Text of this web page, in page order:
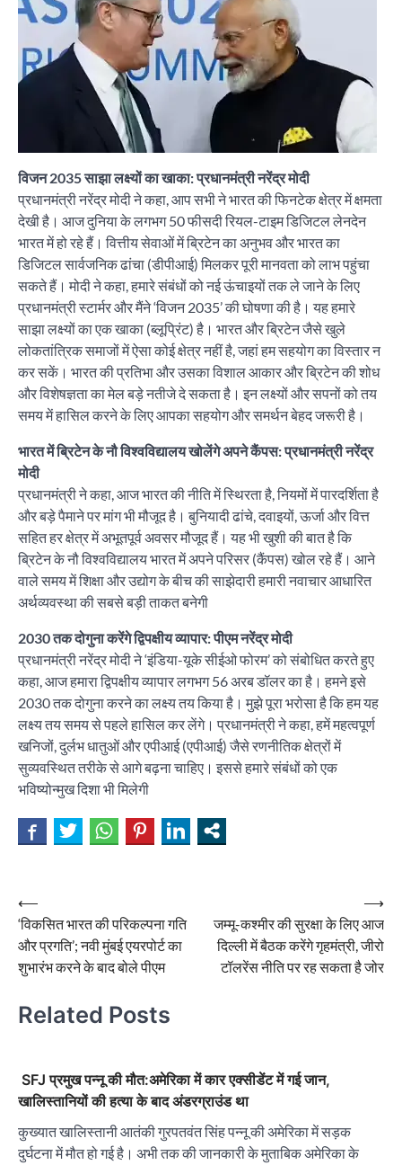
विजन 2035 साझा लक्ष्यों का खाका: प्रधानमंत्री नरेंद्र मोदी
प्रधानमंत्री नरेंद्र मोदी ने कहा, आप सभी ने भारत की फिनटेक क्षेत्र में क्षमता
देखी है। आज दुनिया के लगभग 50 फीसदी रियल-टाइम डिजिटल लेनदेन
भारत में हो रहे हैं। वित्तीय सेवाओं में ब्रिटेन का अनुभव और भारत का
डिजिटल सार्वजनिक ढांचा (डीपीआई) मिलकर पूरी मानवता को लाभ पहुंचा
सकते हैं। मोदी ने कहा, हमारे संबंधों को नई ऊंचाइयों तक ले जाने के लिए
प्रधानमंत्री स्टार्मर और मैंने ‘विजन 2035’ की घोषणा की है। यह हमारे
साझा लक्ष्यों का एक खाका (ब्लूप्रिंट) है। भारत और ब्रिटेन जैसे खुले
लोकतांत्रिक समाजों में ऐसा कोई क्षेत्र नहीं है, जहां हम सहयोग का विस्तार न
कर सकें। भारत की प्रतिभा और उसका विशाल आकार और ब्रिटेन की शोध
और विशेषज्ञता का मेल बड़े नतीजे दे सकता है। इन लक्ष्यों और सपनों को तय
समय में हासिल करने के लिए आपका सहयोग और समर्थन बेहद जरूरी है।
भारत में ब्रिटेन के नौ विश्वविद्यालय खोलेंगे अपने कैंपस: प्रधानमंत्री नरेंद्र
मोदी
प्रधानमंत्री ने कहा, आज भारत की नीति में स्थिरता है, नियमों में पारदर्शिता है
और बड़े पैमाने पर मांग भी मौजूद है। बुनियादी ढांचे, दवाइयों, ऊर्जा और वित्त
सहित हर क्षेत्र में अभूतपूर्व अवसर मौजूद हैं। यह भी खुशी की बात है कि
ब्रिटेन के नौ विश्वविद्यालय भारत में अपने परिसर (कैंपस) खोल रहे हैं। आने
वाले समय में शिक्षा और उद्योग के बीच की साझेदारी हमारी नवाचार आधारित
अर्थव्यवस्था की सबसे बड़ी ताकत बनेगी
2030 तक दोगुना करेंगे द्विपक्षीय व्यापार: पीएम नरेंद्र मोदी
प्रधानमंत्री नरेंद्र मोदी ने ‘इंडिया-यूके सीईओ फोरम’ को संबोधित करते हुए
कहा, आज हमारा द्विपक्षीय व्यापार लगभग 56 अरब डॉलर का है। हमने इसे
2030 तक दोगुना करने का लक्ष्य तय किया है। मुझे पूरा भरोसा है कि हम यह
लक्ष्य तय समय से पहले हासिल कर लेंगे। प्रधानमंत्री ने कहा, हमें महत्वपूर्ण
खनिजों, दुर्लभ धातुओं और एपीआई (एपीआई) जैसे रणनीतिक क्षेत्रों में
सुव्यवस्थित तरीके से आगे बढ़ना चाहिए। इससे हमारे संबंधों को एक
भविष्योन्मुख दिशा भी मिलेगी
Post
navigation
⟵
‘विकसित भारत की परिकल्पना गति
और प्रगति’; नवी मुंबई एयरपोर्ट का
शुभारंभ करने के बाद बोले पीएम
जम्मू-कश्मीर की सुरक्षा के लिए आज
दिल्ली में बैठक करेंगे गृहमंत्री, जीरो
टॉलरेंस नीति पर रह सकता है जोर
⟶
Related Posts
SFJ प्रमुख पन्नू की मौत:अमेरिका में कार एक्सीडेंट में गई जान,
खालिस्तानियों की हत्या के बाद अंडरग्राउंड था
कुख्यात खालिस्तानी आतंकी गुरपतवंत सिंह पन्नू की अमेरिका में सड़क
दुर्घटना में मौत हो गई है। अभी तक की जानकारी के मुताबिक अमेरिका के